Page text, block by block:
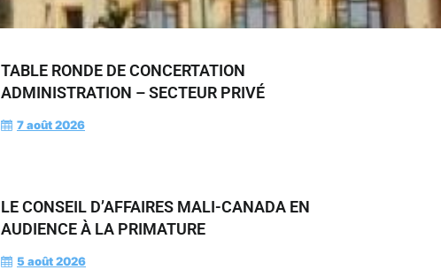
7 août 2026
TABLE RONDE DE CONCERTATION
ADMINISTRATION – SECTEUR PRIVÉ
5 août 2026
LE CONSEIL D’AFFAIRES MALI-CANADA EN
AUDIENCE À LA PRIMATURE